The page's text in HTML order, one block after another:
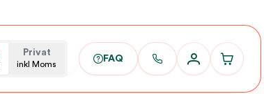
Privat
inkl Moms
FAQ